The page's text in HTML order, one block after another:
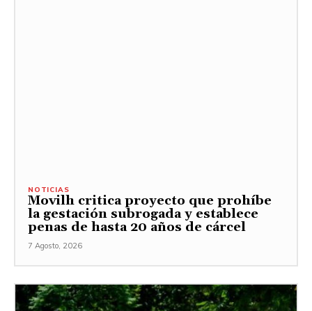
NOTICIAS
Movilh critica proyecto que prohíbe
la gestación subrogada y establece
penas de hasta 20 años de cárcel
7 Agosto, 2026